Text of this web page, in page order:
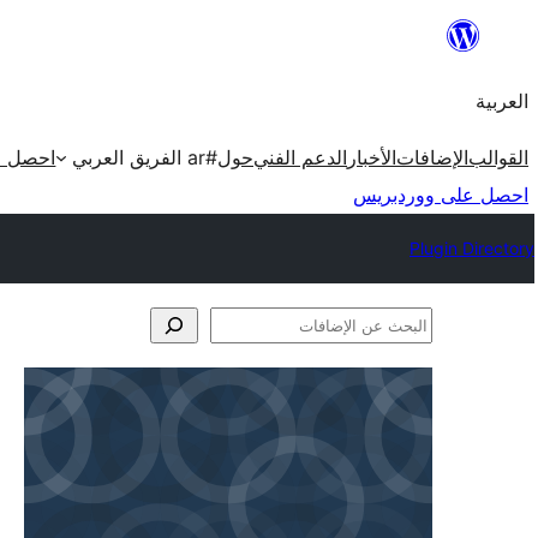
المحتوى
العربية
القوالبالإضافاتالأخبار الدعم الفنيحول#ar الفريق العربي
احصل
احصل على ووردبريس
Plugin Directory
البحث
الإضافات